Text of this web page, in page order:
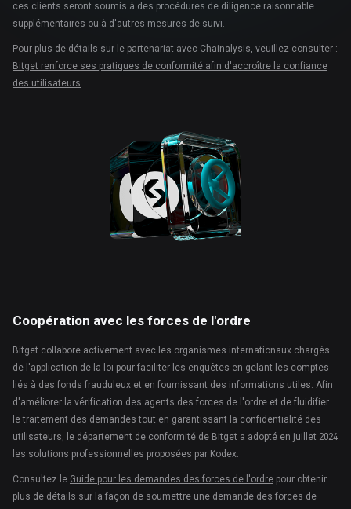
ces clients seront soumis à des procédures de diligence raisonnable
supplémentaires ou à d'autres mesures de suivi.
Pour plus de détails sur le partenariat avec Chainalysis, veuillez consulter :
Bitget renforce ses pratiques de conformité afin d'accroître la confiance
des utilisateurs.
Coopération avec les forces de l'ordre
Bitget collabore activement avec les organismes internationaux chargés
de l'application de la loi pour faciliter les enquêtes en gelant les comptes
liés à des fonds frauduleux et en fournissant des informations utiles. Afin
d'améliorer la vérification des agents des forces de l'ordre et de fluidifier
le traitement des demandes tout en garantissant la confidentialité des
utilisateurs, le département de conformité de Bitget a adopté en juillet 2024
les solutions professionnelles proposées par Kodex.
Consultez le Guide pour les demandes des forces de l'ordre pour obtenir
plus de détails sur la façon de soumettre une demande des forces de